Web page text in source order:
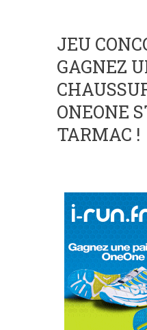
JEU
GAGNEZ
ONEONE
TARMAC !